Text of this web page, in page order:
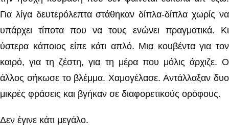
Για λίγα δευτερόλεπτα στάθηκαν δίπλα-δίπλα χωρίς να
υπάρχει τίποτα που να τους ενώνει πραγματικά. Κι
ύστερα κάποιος είπε κάτι απλό. Μια κουβέντα για τον
καιρό, για τη ζέστη, για τη μέρα που μόλις άρχιζε. Ο
άλλος σήκωσε το βλέμμα. Χαμογέλασε. Αντάλλαξαν δυο
μικρές φράσεις και βγήκαν σε διαφορετικούς ορόφους.
Δεν έγινε κάτι μεγάλο.